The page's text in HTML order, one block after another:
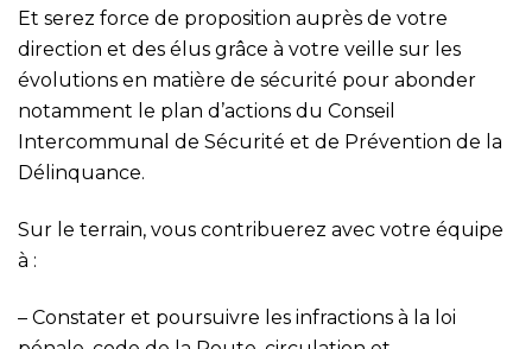
Et serez force de proposition auprès de votre
direction et des élus grâce à votre veille sur les
évolutions en matière de sécurité pour abonder
notamment le plan d’actions du Conseil
Intercommunal de Sécurité et de Prévention de la
Délinquance.
Sur le terrain, vous contribuerez avec votre équipe
à :
– Constater et poursuivre les infractions à la loi